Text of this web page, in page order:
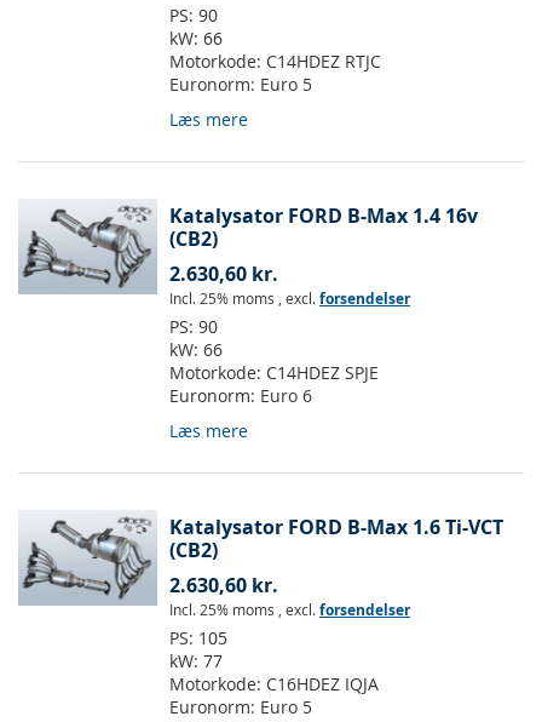
PS: 90
kW: 66
Motorkode: C14HDEZ RTJC
Euronorm: Euro 5
Læs mere
Katalysator FORD B-Max 1.4 16v
(CB2)
2.630,60 kr.
Incl. 25% moms , excl.forsendelser
PS: 90
kW: 66
Motorkode: C14HDEZ SPJE
Euronorm: Euro 6
Læs mere
Katalysator FORD B-Max 1.6 Ti-VCT
(CB2)
2.630,60 kr.
Incl. 25% moms , excl.forsendelser
PS: 105
kW: 77
Motorkode: C16HDEZ IQJA
Euronorm: Euro 5